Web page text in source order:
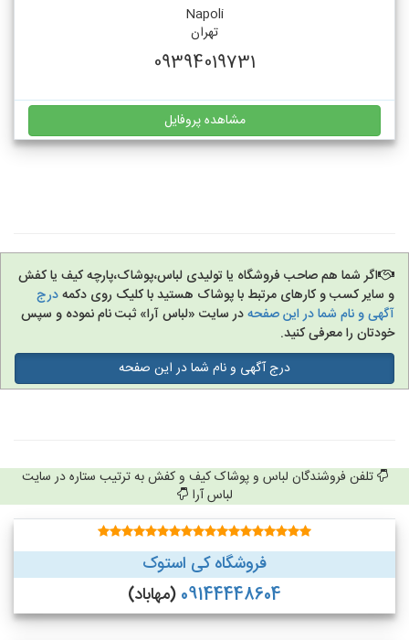
Napoli
تهران
09394019731
مشاهده پروفایل
اگر شما هم صاحب فروشگاه یا تولیدی لباس،پوشاک،پارچه کیف یا کفش
و سایر کسب و کارهای مرتبط با پوشاک هستید با کلیک روی دکمهدرج
آگهی و نام شما در این صفحهدر سایت «لباس آرا» ثبت نام نموده و سپس
خودتان را معرفی کنید.
درج آگهی و نام شما در این صفحه
تلفن فروشندگان لباس و پوشاک کیف و کفش به ترتیب ستاره در سایت
لباس آرا
فروشگاه کی استوک
09144448604 (مهاباد)